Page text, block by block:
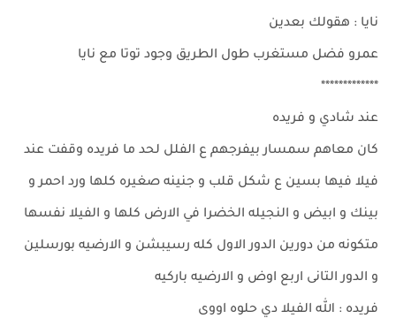
نايا : هقولك بعدين
عمرو فضل مستغرب طول الطريق وجود توتا مع نايا
*************
عند شادي و فريده
كان معاهم سمسار بيفرجهم ع الفلل لحد ما فريده وقفت عند
فيلا فيها بسين ع شكل قلب و جنينه صغيره كلها ورد احمر و
بينك و ابيض و النجيله الخضرا في الارض كلها و الفيلا نفسها
متكونه من دورين الدور الاول كله رسيبشن و الارضيه بورسلين
و الدور التانى اربع اوض و الارضيه باركيه
فريده : الله الفيلا دي حلوه اووى